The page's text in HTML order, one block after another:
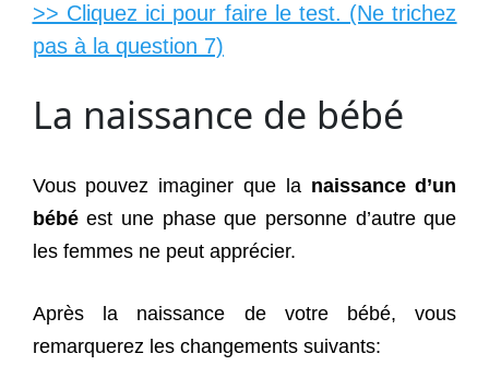
>> Cliquez ici pour faire le test. (Ne trichez
pas à la question 7)
La naissance de bébé
Vous pouvez imaginer que la naissance d’un
bébéest une phase que personne d’autre que
les femmes ne peut apprécier.
Après la naissance de votre bébé, vous
remarquerez les changements suivants: